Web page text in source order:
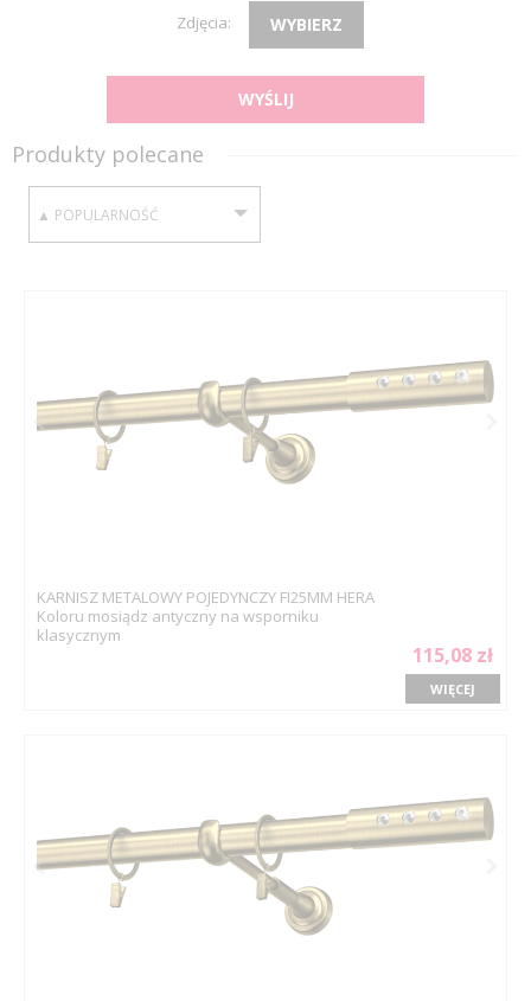
Zdjęcia: WYBIERZ
WYŚLIJ
Produkty polecane
SORTUJ WEDŁUG:
KARNISZ METALOWY POJEDYNCZY FI25MM HERA
Koloru mosiądz antyczny na wsporniku
klasycznym
115,08 zł
WIĘCEJ